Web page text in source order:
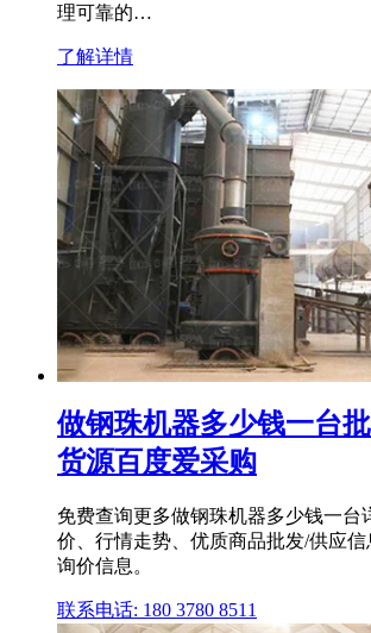
理可靠的…
了解详情
做钢珠机器多少钱一台
货源百度爱采购
免费查询更多做钢珠机器多少钱一台
价、行情走势、优质商品批发/供应
询价信息。
联系电话: 180 3780 8511